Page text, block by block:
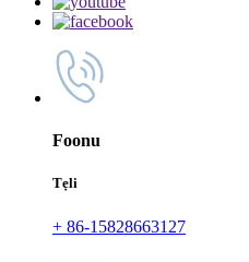
Foonu
Tẹli
+ 86-15828663127